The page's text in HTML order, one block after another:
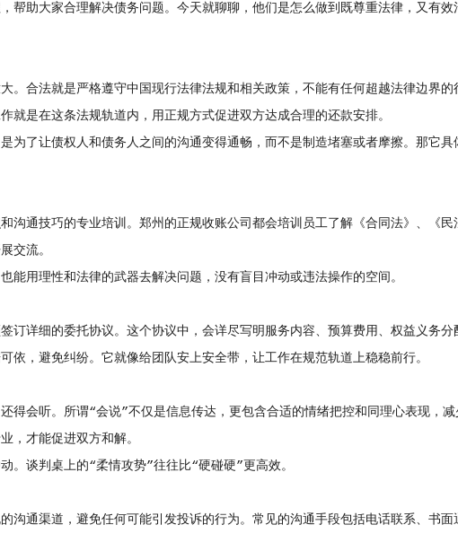
帮助大家合理解决债务问题。今天就聊聊，他们是怎么做到既尊重法律，又有
。合法就是严格遵守中国现行法律法规和相关政策，不能有任何超越法律边界的
就是在这条法规轨道内，用正规方式促进双方达成合理的还款安排。
为了让债权人和债务人之间的沟通变得通畅，而不是制造堵塞或者摩擦。那它具
沟通技巧的专业培训。郑州的正规收账公司都会培训员工了解《合同法》、《民
交流。
能用理性和法律的武器去解决问题，没有盲目冲动或违法操作的空间。
订详细的委托协议。这个协议中，会详尽写明服务内容、预算费用、权益义务分
依，避免纠纷。它就像给团队安上安全带，让工作在规范轨道上稳稳前行。
得会听。所谓“会说”不仅是信息传达，更包含合适的情绪把控和同理心表现，
，才能促进双方和解。
。谈判桌上的“柔情攻势”往往比“硬碰硬”更高效。
沟通渠道，避免任何可能引发投诉的行为。常见的沟通手段包括电话联系、书